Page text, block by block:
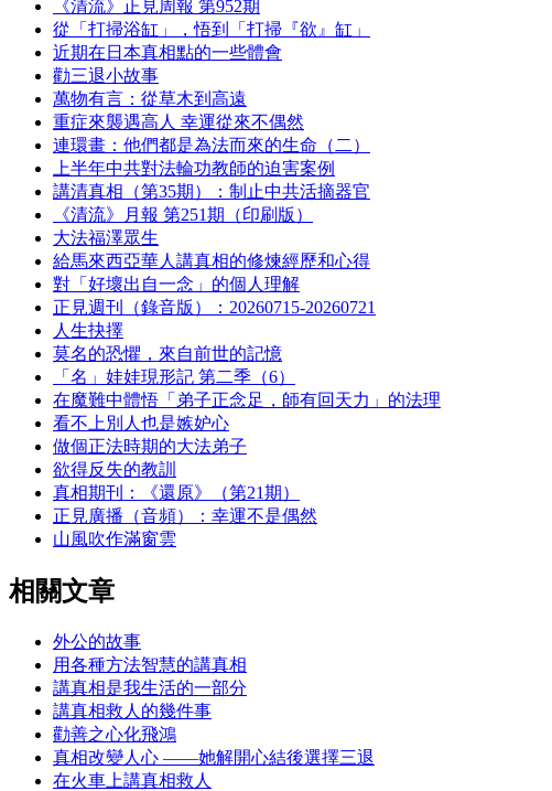
《清流》正見周報 第952期
從「打掃浴缸」，悟到「打掃『欲』缸」
近期在日本真相點的一些體會
勸三退小故事
萬物有言：從草木到高遠
重症來襲遇高人 幸運從來不偶然
連環畫：他們都是為法而來的生命（二）
上半年中共對法輪功教師的迫害案例
講清真相（第35期）：制止中共活摘器官
《清流》月報 第251期（印刷版）
大法福澤眾生
給馬來西亞華人講真相的修煉經歷和心得
對「好壞出自一念」的個人理解
正見週刊（錄音版）：20260715-20260721
人生抉擇
莫名的恐懼，來自前世的記憶
「名」娃娃現形記 第二季（6）
在魔難中體悟「弟子正念足，師有回天力」的法理
看不上別人也是嫉妒心
做個正法時期的大法弟子
欲得反失的教訓
真相期刊：《還原》（第21期）
正見廣播（音頻）：幸運不是偶然
山風吹作滿窗雲
相關文章
外公的故事
用各種方法智慧的講真相
講真相是我生活的一部分
講真相救人的幾件事
勸善之心化飛鴻
真相改變人心 ——她解開心結後選擇三退
在火車上講真相救人